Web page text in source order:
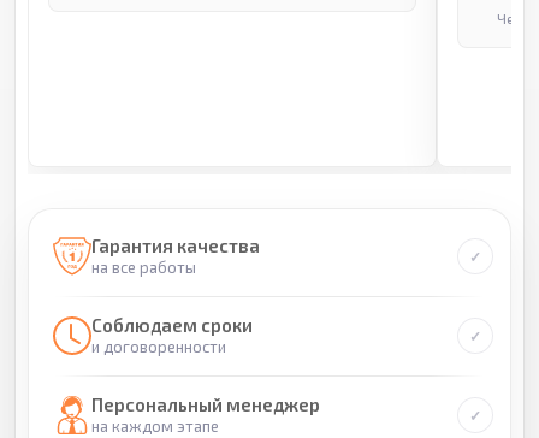
Гарантия качества
на все работы
Соблюдаем сроки
и договоренности
Персональный менеджер
на каждом этапе